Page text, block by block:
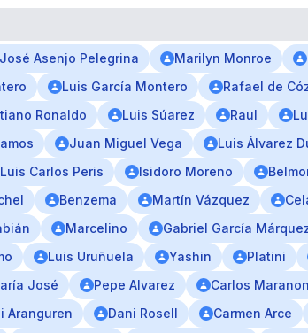
Asenjo Pelegrina Marilyn Monroe
Luis García Montero Rafael de
Ronaldo Luis Súarez Raul
Juan Miguel Vega Luis Álvarez
Luis Carlos Peris Isidoro Moreno
Benzema Martín Vázquez
Marcelino Gabriel García
Luis Uruñuela Yashin Platini
José Pepe Alvarez Carlos Maranon
Aranguren Dani Rosell Carmen Arce